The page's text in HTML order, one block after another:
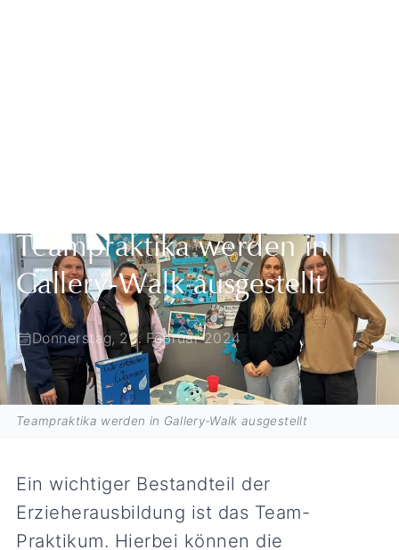
Teampraktika werden in
Gallery-Walk ausgestellt
Donnerstag, 29. Februar 2024
Teampraktika werden in Gallery-Walk ausgestellt
Ein wichtiger Bestandteil der
Erzieherausbildung ist das Team-
Praktikum. Hierbei können die